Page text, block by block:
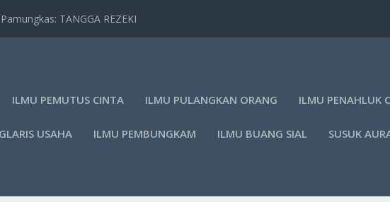
TANGGA REZEKI
ILMU PEMUTUS CINTA ILMU PULANGKAN ORANG ILMU PENAHLUK
USAHA ILMU PEMBUNGKAM ILMU BUANG SIAL SUSUK